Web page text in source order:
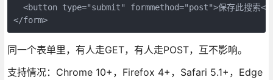
<button type="submit" formmethod="post">保存此搜索
</form>
同一个表单里，有人走GET，有人走POST，互不影响。
支持情况：Chrome 10+，Firefox 4+，Safari 5.1+，Edge